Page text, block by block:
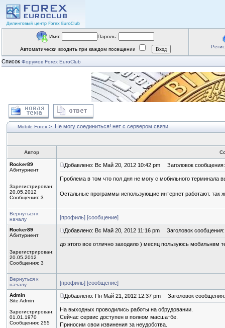
Имя: Пароль:
Автоматически входить при каждом посещении
Список Форумов Forex EuroClub
Mobile Forex > Не могу соединиться! нет с сервером связи
Автор
Rocker89
Абитуриент
Зарегистрирован:
20.05.2012
Сообщения: 3
Добавлено: Вс Май 20, 2012 10:42 pm Заголовок
Проблема в том что пол дня не могу с мобильного терминала
Остальные программы использующие интернет работают. так
Вернуться к
началу
[профиль] [сообщение]
Rocker89
Абитуриент
Зарегистрирован:
20.05.2012
Сообщения: 3
Добавлено: Вс Май 20, 2012 11:16 pm Заголовок сообщения:
до этого все отлично заходило ) месяц пользуюсь мобильнвм
Вернуться к
началу
[профиль] [сообщение]
Admin
Site Admin
Зарегистрирован:
01.01.1970
Сообщения: 255
Добавлено: Пн Май 21, 2012 12:37 pm Заголовок сообщения:
На выходных проводились работы на обрудовании.
Сейчас сервис доступен в полном масшатбе.
Приносим свои извинения за неудобства.